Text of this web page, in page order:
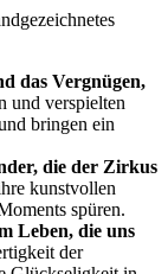
das Vergnügen,
und verspielten
bringen ein
die der Zirkus
kunstvollen
spüren.
Leben, die uns
der